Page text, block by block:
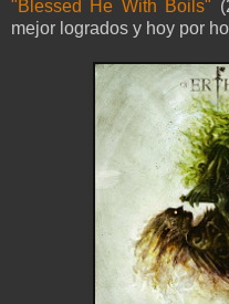
"Blessed He With Boils"
mejor logrados y hoy por